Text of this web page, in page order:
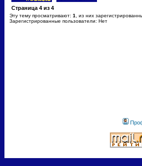
Страница 4 из 4
Эту тему просматривают: 1
, из них
Зарегистрированные пользователи: Нет